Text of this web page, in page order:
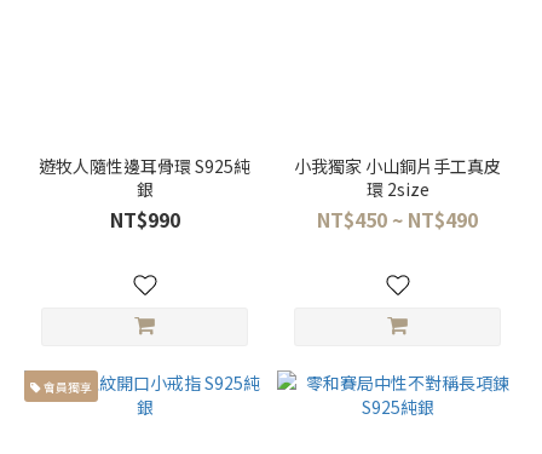
遊牧人隨性邊耳骨環 S925純
銀
NT$990
小我獨家 小山銅片手工真皮
環 2size
NT$450 ~ NT$490
會員獨享